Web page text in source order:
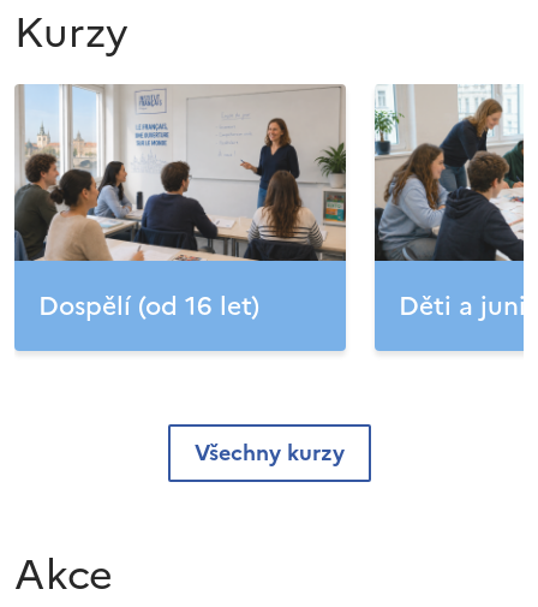
Kurzy
Dospělí (od 16 let) Děti a
Všechny kurzy
Akce